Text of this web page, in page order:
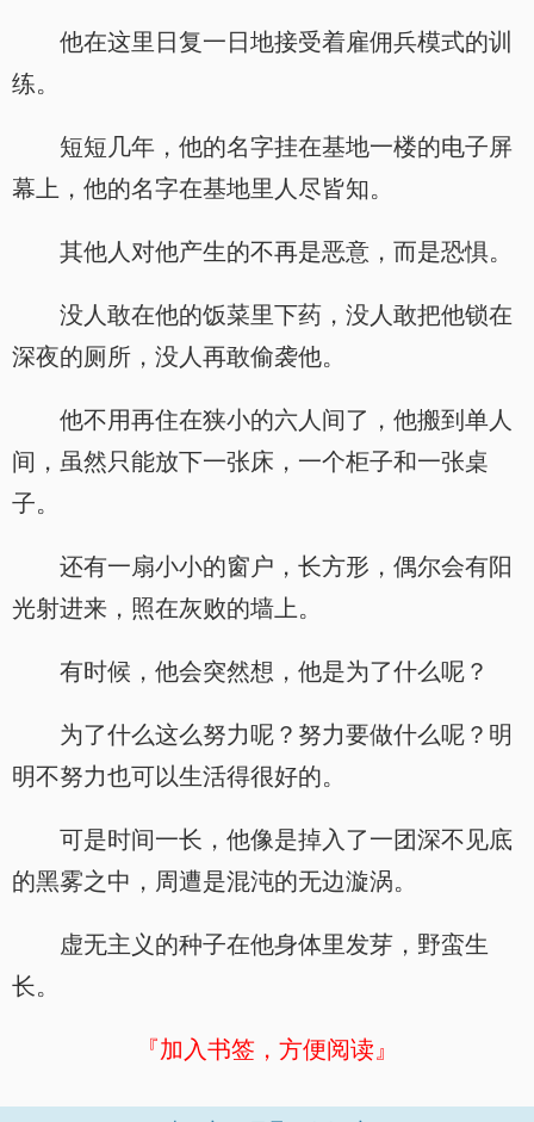
他在这里日复一日地接受着雇佣兵模式的训
练。
短短几年，他的名字挂在基地一楼的电子屏
幕上，他的名字在基地里人尽皆知。
其他人对他产生的不再是恶意，而是恐惧。
没人敢在他的饭菜里下药，没人敢把他锁在
深夜的厕所，没人再敢偷袭他。
他不用再住在狭小的六人间了，他搬到单人
间，虽然只能放下一张床，一个柜子和一张桌
子。
还有一扇小小的窗户，长方形，偶尔会有阳
光射进来，照在灰败的墙上。
有时候，他会突然想，他是为了什么呢？
为了什么这么努力呢？努力要做什么呢？明
明不努力也可以生活得很好的。
可是时间一长，他像是掉入了一团深不见底
的黑雾之中，周遭是混沌的无边漩涡。
虚无主义的种子在他身体里发芽，野蛮生
长。
『加入书签，方便阅读』